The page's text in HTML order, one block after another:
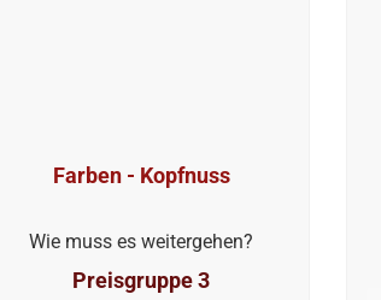
Farben - Kopfnuss
Wie muss es weitergehen?
Preisgruppe 3